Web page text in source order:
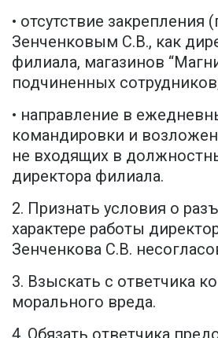
• отсутствие закрепления
Зенченковым С.В., как
филиала, магазинов
подчиненных
• направление в
командировки и
не входящих в
директора филиала.
2. Признать условия о
характере работы
Зенченкова С.В.
3. Взыскать с ответчика
морального вреда.
4. Обязать ответчика